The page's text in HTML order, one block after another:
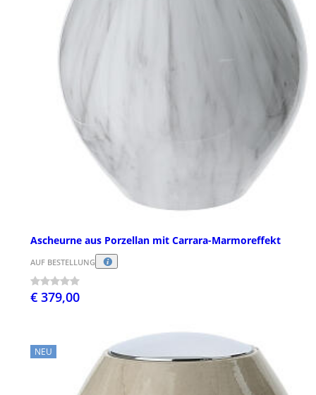
Ascheurne aus Porzellan mit Carrara-Marmoreffekt
AUF BESTELLUNG
€ 379,00
NEU